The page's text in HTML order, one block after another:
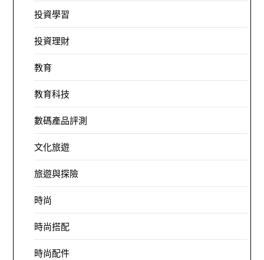
投資學習
投資理財
教育
教育科技
數碼產品評測
文化旅遊
旅遊與探險
時尚
時尚搭配
時尚配件